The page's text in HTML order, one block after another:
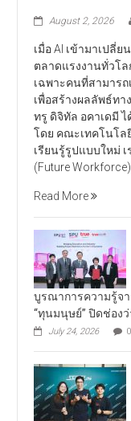
August 2, 2026
เมื่อ AI เข้ามาเปลี่
ตลาดแรงงานทั่วโ
เฉพาะคนที่สามารถ
เพื่อสร้างผลลัพธ์ทา
ทรู ดิจิทัล อคาเดมี
โดย คณะเทคโนโล
เรียนรู้รูปแบบใหม่
(Future
Read More
บูรณาการความรู้จ
“ทุนมนุษย์” ปิดช่อง
July 24, 2026 0